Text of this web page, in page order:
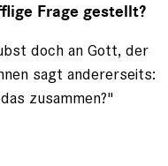
Frage gestellt?
doch an Gott, der
sagt andererseits:
zusammen?"